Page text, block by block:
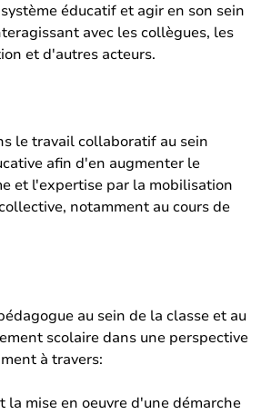
éducatif et agir en son sein
avec les collègues, les
et d'autres acteurs.
le travail collaboratif au sein
afin d'en augmenter le
et l'expertise par la mobilisation
notamment au cours de
au sein de la classe et au
scolaire dans une perspective
à travers:
la mise en oeuvre d'une démarche